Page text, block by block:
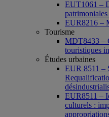
EUT1061 –
EUR8216 –
Tourisme
MDT8433 –
touristiques
Études urbaines
EUR 8511 –
EUR8511 –
culturels :